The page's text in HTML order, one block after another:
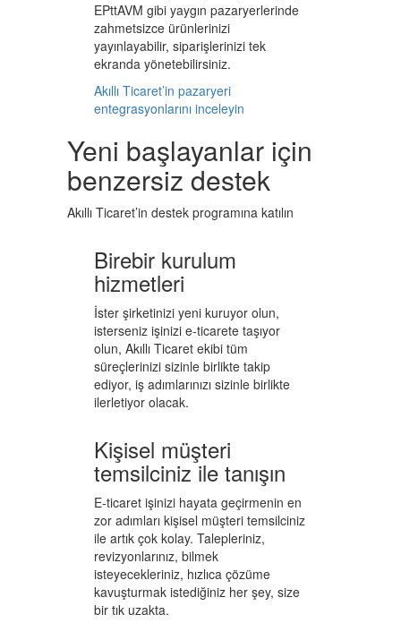
EPttAVM gibi yaygın pazaryerlerinde
zahmetsizce ürünlerinizi
yayınlayabilir, siparişlerinizi tek
ekranda yönetebilirsiniz.
Akıllı Ticaret’in pazaryeri
entegrasyonlarını inceleyin
Yeni başlayanlar için
benzersiz destek
Akıllı Ticaret’in destek programına katılın
Birebir kurulum
hizmetleri
İster şirketinizi yeni kuruyor olun,
isterseniz işinizi e-ticarete taşıyor
olun, Akıllı Ticaret ekibi tüm
süreçlerinizi sizinle birlikte takip
ediyor, iş adımlarınızı sizinle birlikte
ilerletiyor olacak.
Kişisel müşteri
temsilciniz ile tanışın
E-ticaret işinizi hayata geçirmenin en
zor adımları kişisel müşteri temsilciniz
ile artık çok kolay. Talepleriniz,
revizyonlarınız, bilmek
isteyecekleriniz, hızlıca çözüme
kavuşturmak istediğiniz her şey, size
bir tık uzakta.